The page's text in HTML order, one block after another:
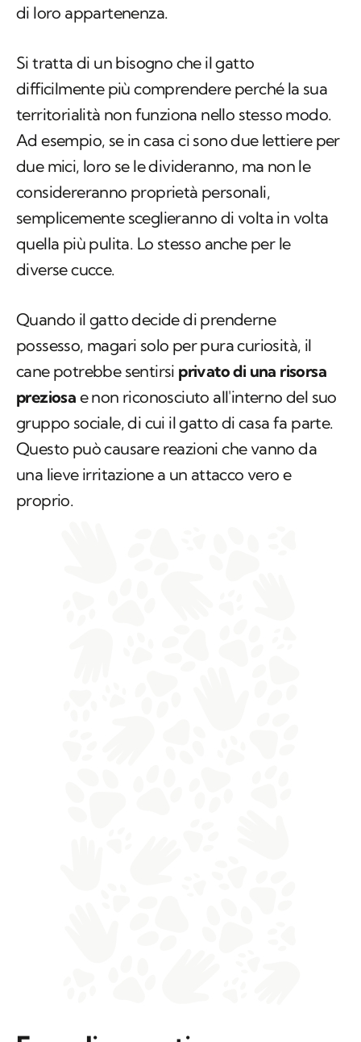
di loro appartenenza.
Si tratta di un bisogno che il gatto
difficilmente più comprendere perché la sua
territorialità non funziona nello stesso modo.
Ad esempio, se in casa ci sono due lettiere per
due mici, loro se le divideranno, ma non le
considereranno proprietà personali,
semplicemente sceglieranno di volta in volta
quella più pulita. Lo stesso anche per le
diverse cucce.
Quando il gatto decide di prenderne
possesso, magari solo per pura curiosità, il
cane potrebbe sentirsi privato di una risorsa
preziosa e non riconosciuto all'interno del suo
gruppo sociale, di cui il gatto di casa fa parte.
Questo può causare reazioni che vanno da
una lieve irritazione a un attacco vero e
proprio.